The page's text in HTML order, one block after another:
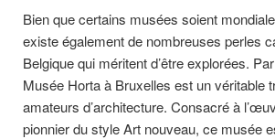
Bien que certains musées soient
existe également de nombreuses perles
Belgique qui méritent d’être explorées.
Musée Horta à Bruxelles est un véritable
amateurs d’architecture. Consacré à
pionnier du style Art nouveau, ce musée